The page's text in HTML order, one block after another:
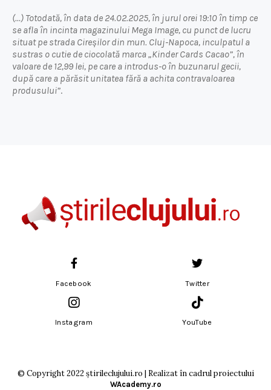
(…) Totodată, în data de 24.02.2025, în jurul orei 19:10 în timp ce
se afla în incinta magazinului Mega Image, cu punct de lucru
situat pe strada Cireșilor din mun. Cluj-Napoca, inculpatul a
sustras o cutie de ciocolată marca „Kinder Cards Cacao”, în
valoare de 12,99 lei, pe care a introdus-o în buzunarul gecii,
după care a părăsit unitatea fără a achita contravaloarea
produsului”.
Facebook Twitter
Instagram YouTube
© Copyright 2022 știrileclujului.ro | Realizat în cadrul proiectului
WAcademy.ro